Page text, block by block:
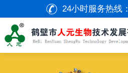
24小时服务热线：